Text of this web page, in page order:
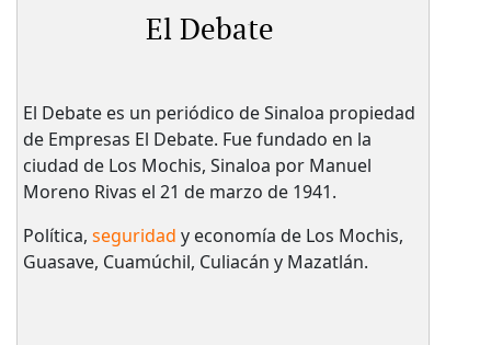
El Debate
El Debate es un periódico de Sinaloa propiedad
de Empresas El Debate.​ Fue fundado en la
ciudad de Los Mochis, Sinaloa por Manuel
Moreno Rivas el 21 de marzo de 1941.
Política, seguridad y economía de Los Mochis,
Guasave, Cuamúchil, Culiacán y Mazatlán.